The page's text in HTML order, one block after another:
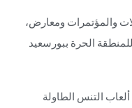
والمؤتمرات ومعارض،
الحرة ببورسعيد
التنس الطاولة